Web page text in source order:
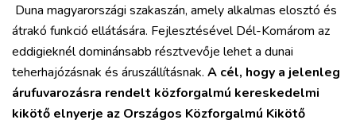
Duna magyarországi szakaszán, amely alkalmas elosztó és
átrakó funkció ellátására. Fejlesztésével Dél-Komárom az
eddigieknél dominánsabb résztvevője lehet a dunai
teherhajózásnak és áruszállításnak. A cél, hogy a jelenleg
árufuvarozásra rendelt közforgalmú kereskedelmi
kikötő elnyerje az Országos Közforgalmú Kikötő